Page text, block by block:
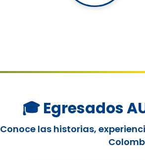
🎓 Egresados
Conoce las historias,